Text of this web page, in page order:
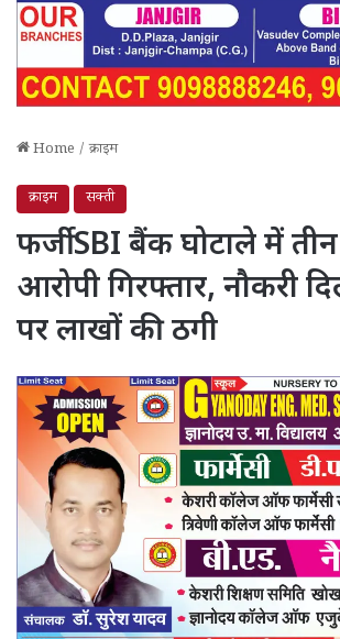
Home / क्राइम
क्राइम सक्ती
फर्जी SBI बैंक घोटाले में
आरोपी गिरफ्तार, नौकरी
पर लाखों की ठगी